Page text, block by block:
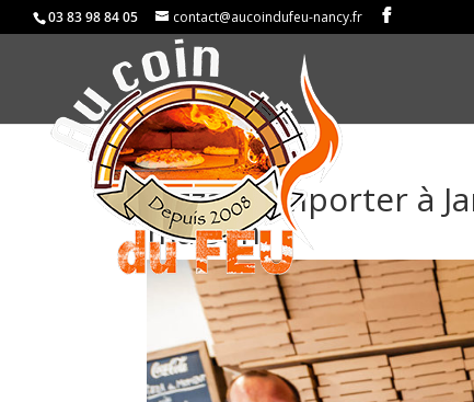
03 83 98 84 05 contact@aucoindufeu-nancy.fr
Pizza à emporter à
maison